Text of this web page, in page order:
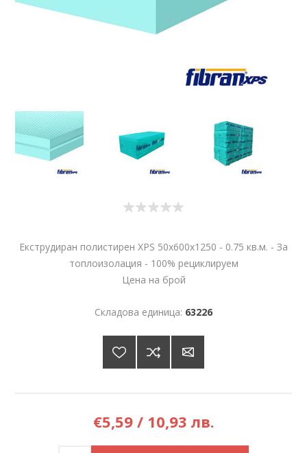
Екструдиран полистирен XPS 50х600х1250 - 0.75 кв.м. - За
топлоизолация - 100% рециклируем
Цена на брой
Складова единица: 63226
€5,59 / 10,93 лв.